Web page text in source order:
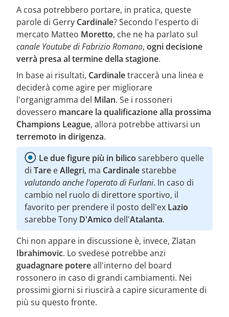
A cosa potrebbero portare, in pratica, queste
parole di Gerry Cardinale? Secondo l'esperto di
mercato Matteo Moretto, che ne ha parlato sul
canale Youtube di Fabrizio Romano, ogni decisione
verrà presa al termine della stagione.
In base ai risultati, Cardinaletraccerà una linea e
deciderà come agire per migliorare
l'organigramma del Milan. Se i rossoneri
dovessero mancare la qualificazione alla prossima
Champions League, allora potrebbe attivarsi un
terremoto in dirigenza.
Le due figure più in bilico sarebbero quelle
di Tare eAllegri, ma Cardinalestarebbe
valutando anche l'operato di Furlani. In caso di
cambio nel ruolo di direttore sportivo, il
favorito per prendere il posto dell'ex Lazio
sarebbe Tony D'Amico dell'Atalanta.
Chi non appare in discussione è, invece, Zlatan
Ibrahimovic. Lo svedese potrebbe anzi
guadagnare potereall'interno del board
rossonero in caso di grandi cambiamenti. Nei
prossimi giorni si riuscirà a capire sicuramente di
più su questo fronte.